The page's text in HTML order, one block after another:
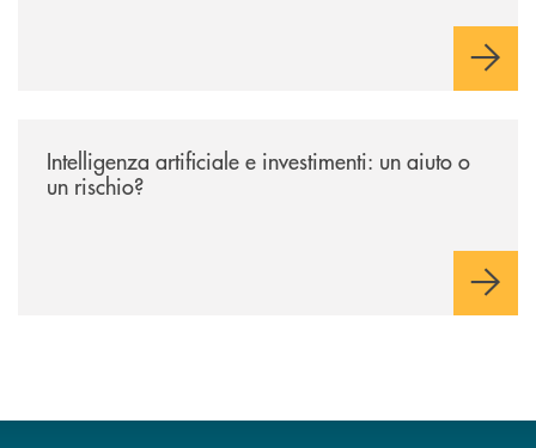
Intelligenza artificiale e investimenti: un aiuto o
un rischio?